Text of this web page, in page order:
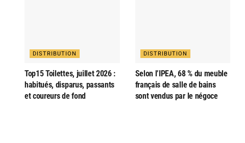
DISTRIBUTION
Top15 Toilettes, juillet 2026 :
habitués, disparus, passants
et coureurs de fond
DISTRIBUTION
Selon l’IPEA, 68 % du meuble
français de salle de bains
sont vendus par le négoce